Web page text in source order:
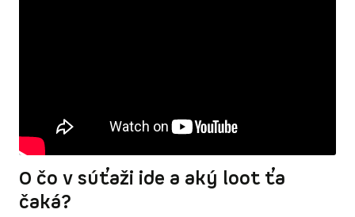
Prihlás sa do súťaže a začni tvoriť už dnes!
O čo v súťaži ide a aký loot ťa
čaká?